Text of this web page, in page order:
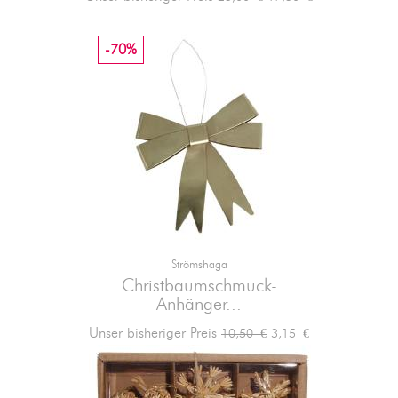
Strömshaga
Christbaumschmuck-
Anhänger...
Unser bisheriger Preis Verkaufspreis
10,50 €
-70%
Preis
3,15 €